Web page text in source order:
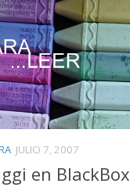
JULIO 7, 2007
en BlackBox